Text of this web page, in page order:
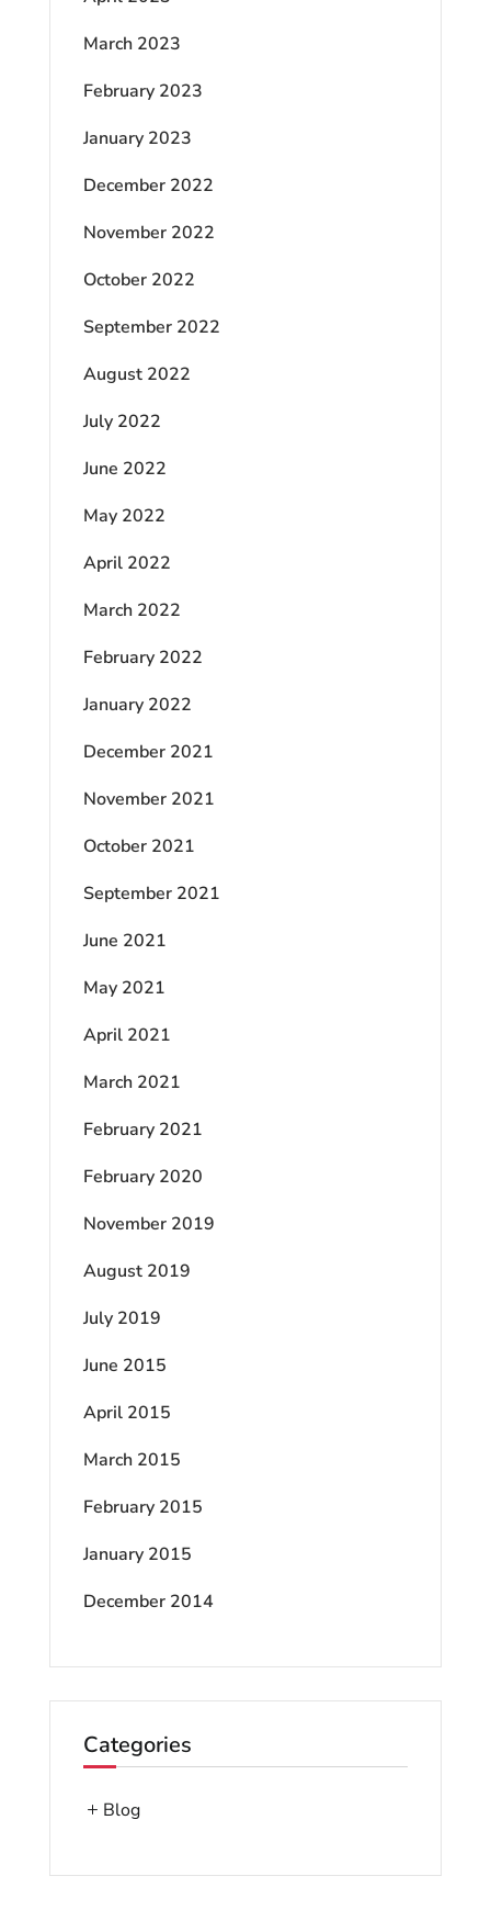
March 2023
February 2023
January 2023
December 2022
November 2022
October 2022
September 2022
August 2022
July 2022
June 2022
May 2022
April 2022
March 2022
February 2022
January 2022
December 2021
November 2021
October 2021
September 2021
June 2021
May 2021
April 2021
March 2021
February 2021
February 2020
November 2019
August 2019
July 2019
June 2015
April 2015
March 2015
February 2015
January 2015
December 2014
Categories
Blog